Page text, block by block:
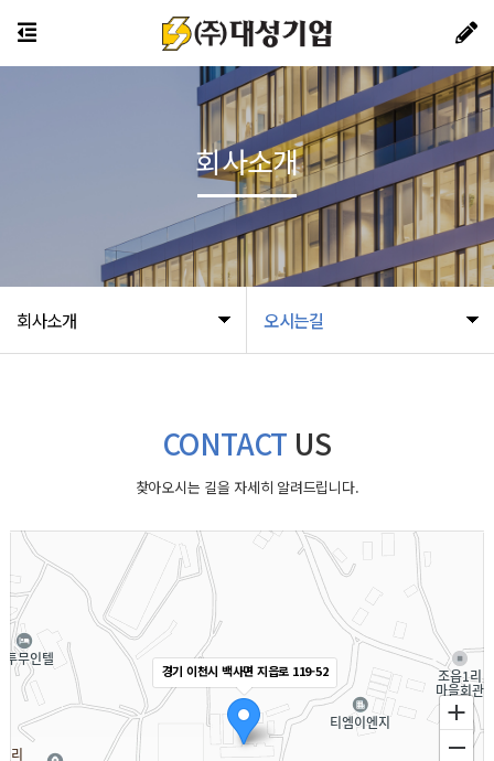
회사소개 오시는길
회사소개
CONTACT US
찾아오시는 길을 자세히 알려드립니다.
경기 이천시 백사면 지읍로 119-52